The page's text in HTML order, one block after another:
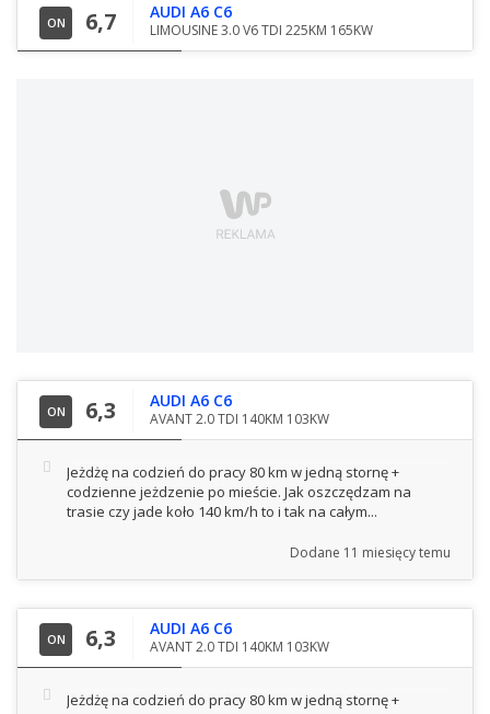
ON 6,7 AUDI A6 C6
LIMOUSINE 3.0 V6 TDI 225KM 165KW
ON 6,3 AUDI A6 C6
AVANT 2.0 TDI 140KM 103KW
Jeżdżę na codzień do pracy 80 km w jedną stornę +
codzienne jeżdzenie po mieście. Jak oszczędzam na
trasie czy jade koło 140 km/h to i tak na całym...
Dodane 11 miesięcy temu
ON 6,3 AUDI A6 C6
AVANT 2.0 TDI 140KM 103KW
Jeżdżę na codzień do pracy 80 km w jedną stornę +